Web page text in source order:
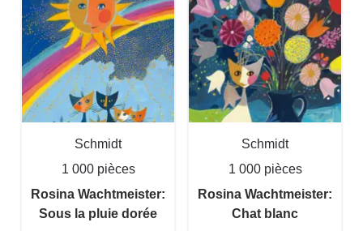
Schmidt
1 000 pièces
Rosina Wachtmeister:
Sous la pluie dorée
Schmidt
1 000 pièces
Rosina Wachtmeister:
Chat blanc